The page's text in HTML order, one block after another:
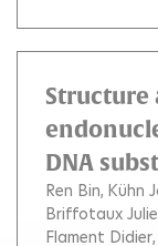
Structure
DNA
Ren Bin Kühn
Briffotaux
Flament Didier